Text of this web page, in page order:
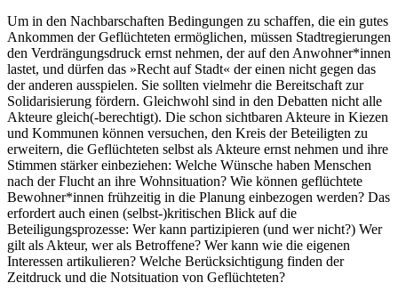
Um in den Nachbarschaften Bedingungen zu schaffen, die ein gutes
Ankommen der Geflüchteten ermöglichen, müssen Stadtregierungen
den Verdrängungsdruck ernst nehmen, der auf den Anwohner*innen
lastet, und dürfen das »Recht auf Stadt« der einen nicht gegen das
der anderen ausspielen. Sie sollten vielmehr die Bereitschaft zur
Solidarisierung fördern. Gleichwohl sind in den Debatten nicht alle
Akteure gleich(-berechtigt). Die schon sichtbaren Akteure in Kiezen
und Kommunen können versuchen, den Kreis der Beteiligten zu
erweitern, die Geflüchteten selbst als Akteure ernst nehmen und ihre
Stimmen stärker einbeziehen: Welche Wünsche haben Menschen
nach der Flucht an ihre Wohnsituation? Wie können geflüchtete
Bewohner*innen frühzeitig in die Planung einbezogen werden? Das
erfordert auch einen (selbst-)kritischen Blick auf die
Beteiligungsprozesse: Wer kann partizipieren (und wer nicht?) Wer
gilt als Akteur, wer als Betroffene? Wer kann wie die eigenen
Interessen artikulieren? Welche Berücksichtigung finden der
Zeitdruck und die Notsituation von Geflüchteten?